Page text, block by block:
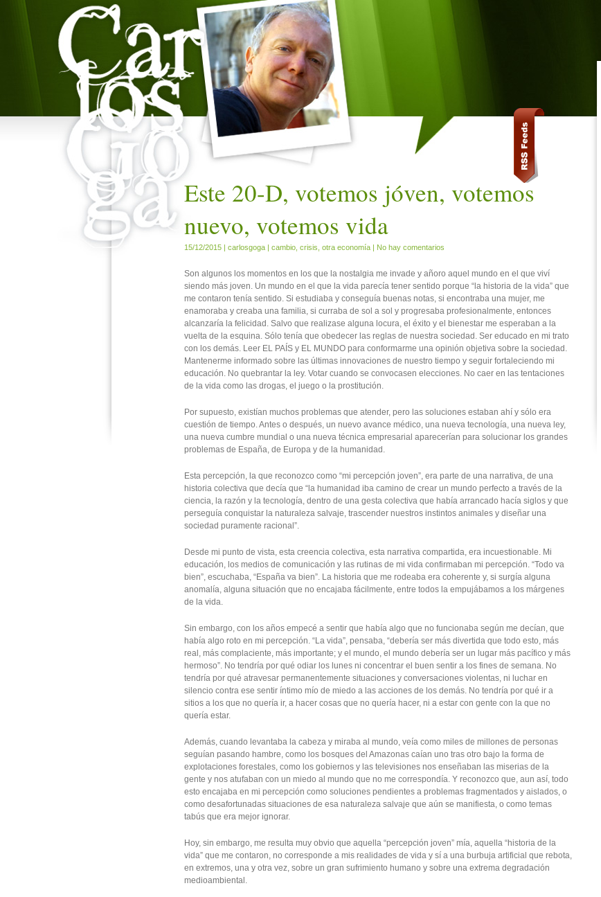
Este 20-D, votemos jóven, votemos
nuevo, votemos vida
15/12/2015 | carlosgoga | cambio crisis otra economía | No hay comentarios
Son algunos los momentos en los que la nostalgia me invade y añoro aquel mundo en el que viví
siendo más joven. Un mundo en el que la vida parecía tener sentido porque “la historia de la vida” que
me contaron tenía sentido. Si estudiaba y conseguía buenas notas, si encontraba una mujer, me
enamoraba y creaba una familia, si curraba de sol a sol y progresaba profesionalmente, entonces
alcanzaría la felicidad. Salvo que realizase alguna locura, el éxito y el bienestar me esperaban a la
vuelta de la esquina. Sólo tenía que obedecer las reglas de nuestra sociedad. Ser educado en mi trato
con los demás. Leer EL PAÍS y EL MUNDO para conformarme una opinión objetiva sobre la sociedad.
Mantenerme informado sobre las últimas innovaciones de nuestro tiempo y seguir fortaleciendo mi
educación. No quebrantar la ley. Votar cuando se convocasen elecciones. No caer en las tentaciones
de la vida como las drogas, el juego o la prostitución.
Por supuesto, existían muchos problemas que atender, pero las soluciones estaban ahí y sólo era
cuestión de tiempo. Antes o después, un nuevo avance médico, una nueva tecnología, una nueva ley,
una nueva cumbre mundial o una nueva técnica empresarial aparecerían para solucionar los grandes
problemas de España, de Europa y de la humanidad.
Esta percepción, la que reconozco como “mi percepción joven”, era parte de una narrativa, de una
historia colectiva que decía que “la humanidad iba camino de crear un mundo perfecto a través de la
ciencia, la razón y la tecnología, dentro de una gesta colectiva que había arrancado hacía siglos y que
perseguía conquistar la naturaleza salvaje, trascender nuestros instintos animales y diseñar una
sociedad puramente racional”.
Desde mi punto de vista, esta creencia colectiva, esta narrativa compartida, era incuestionable. Mi
educación, los medios de comunicación y las rutinas de mi vida confirmaban mi percepción. “Todo va
bien”, escuchaba, “España va bien”. La historia que me rodeaba era coherente y, si surgía alguna
anomalía, alguna situación que no encajaba fácilmente, entre todos la empujábamos a los márgenes
de la vida.
Sin embargo, con los años empecé a sentir que había algo que no funcionaba según me decían, que
había algo roto en mi percepción. “La vida”, pensaba, “debería ser más divertida que todo esto, más
real, más complaciente, más importante; y el mundo, el mundo debería ser un lugar más pacífico y más
hermoso”. No tendría por qué odiar los lunes ni concentrar el buen sentir a los fines de semana. No
tendría por qué atravesar permanentemente situaciones y conversaciones violentas, ni luchar en
silencio contra ese sentir íntimo mío de miedo a las acciones de los demás. No tendría por qué ir a
sitios a los que no quería ir, a hacer cosas que no quería hacer, ni a estar con gente con la que no
quería estar.
Además, cuando levantaba la cabeza y miraba al mundo, veía como miles de millones de personas
seguían pasando hambre, como los bosques del Amazonas caían uno tras otro bajo la forma de
explotaciones forestales, como los gobiernos y las televisiones nos enseñaban las miserias de la
gente y nos atufaban con un miedo al mundo que no me correspondía. Y reconozco que, aun así, todo
esto encajaba en mi percepción como soluciones pendientes a problemas fragmentados y aislados, o
como desafortunadas situaciones de esa naturaleza salvaje que aún se manifiesta, o como temas
tabús que era mejor ignorar.
Hoy, sin embargo, me resulta muy obvio que aquella “percepción joven” mía, aquella “historia de la
vida” que me contaron, no corresponde a mis realidades de vida y sí a una burbuja artificial que rebota,
en extremos, una y otra vez, sobre un gran sufrimiento humano y sobre una extrema degradación
medioambiental.